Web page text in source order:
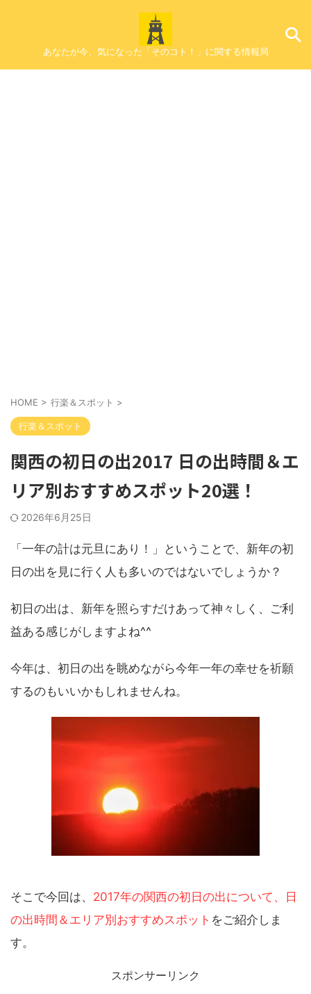
あなたが今、気になった「そのコト！」に関する情報局
HOME > 行楽＆スポット >
行楽＆スポット
関西の初日の出2017 日の出時間＆エ
リア別おすすめスポット20選！
2026年6月25日
「一年の計は元旦にあり！」ということで、新年の初
日の出を見に行く人も多いのではないでしょうか？
初日の出は、新年を照らすだけあって神々しく、ご利
益ある感じがしますよね^^
今年は、初日の出を眺めながら今年一年の幸せを祈願
するのもいいかもしれませんね。
そこで今回は、 2017年の関西の初日の出について、日
の出時間＆エリア別おすすめスポット をご紹介しま
す。
スポンサーリンク